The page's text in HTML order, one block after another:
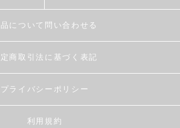
について問い合わせる
商取引法に基づく表記
プライバシーポリシー
利用規約